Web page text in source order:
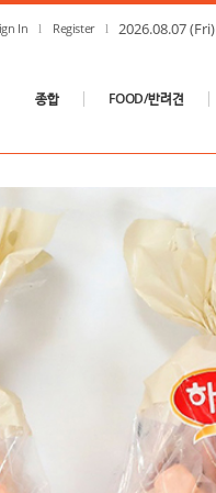
In Register 2026.08.07 (Fri)
종합 FOOD/반려견